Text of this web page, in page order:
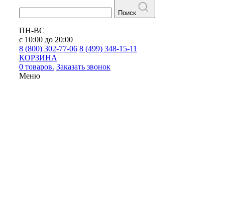
Поиск
ПН-ВС
с 10:00 до 20:00
8 (800) 302-77-06 8 (499) 348-15-11
КОРЗИНА
0 товаров. Заказать звонок
Меню